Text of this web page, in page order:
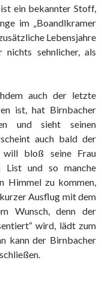
ein bekannter Stoff,
im „Boandlkramer
Lebensjahre
sehnlicher, als
auch der letzte
ist, hat Birnbacher
und sieht seinen
auch bald der
bloß seine Frau
List und so manche
Himmel zu kommen,
Ausflug mit dem
Wunsch, denn der
wird, lädt zum
kann der Birnbacher